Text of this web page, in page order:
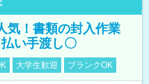
気！書類の封入作業
い手渡し〇
大学生歓迎 ブランクOK